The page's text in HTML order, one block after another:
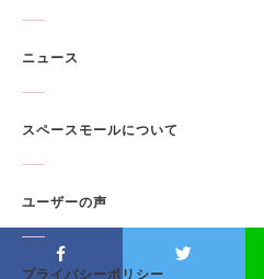
ニュース
スペースモールについて
ユーザーの声
プライバシーポリシー